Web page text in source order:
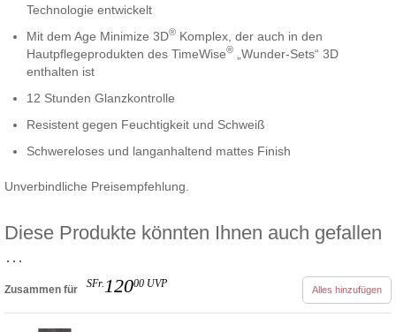
Technologie entwickelt
Mit dem Age Minimize 3D® Komplex, der auch in den
Hautpflegeprodukten des TimeWise®
„Wunder-Sets“ 3D
enthalten ist
12 Stunden Glanzkontrolle
Resistent gegen Feuchtigkeit und Schweiß
Schwereloses und langanhaltend mattes Finish
Unverbindliche Preisempfehlung.
Diese Produkte könnten Ihnen auch gefallen
…
Zusammen für SFr. 12000 UVP Alles hinzufügen